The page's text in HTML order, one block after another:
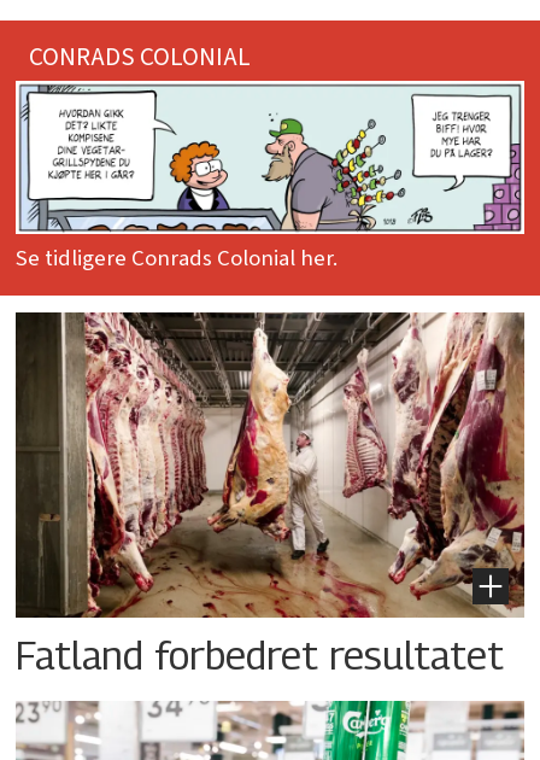
CONRADS COLONIAL
Se tidligere Conrads Colonial her.
Fatland forbedret resultatet